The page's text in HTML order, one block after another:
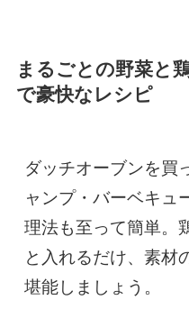
まるごとの野菜と
で豪快なレシピ
ダッチオーブンを買
ャンプ・バーベキュ
理法も至って簡単。
と入れるだけ、素材
堪能しましょう。